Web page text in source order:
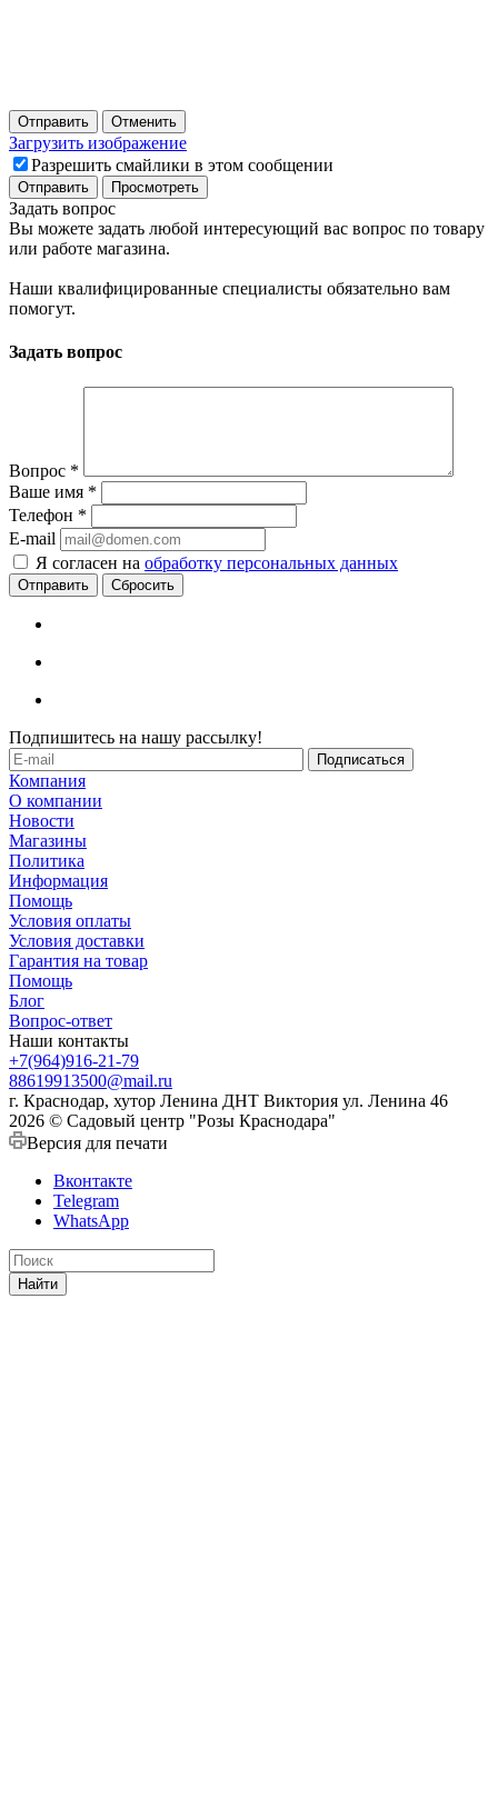
Отправить Отменить
Загрузить изображение
Разрешить смайлики в этом сообщении
Задать вопрос
Вы можете задать любой интересующий вас вопрос по товару
или работе магазина.
Наши квалифицированные специалисты обязательно вам
помогут.
Задать вопрос
Вопрос *
Ваше имя *
Телефон *
E-mail
Я согласен на обработку персональных данных
Сбросить
Подпишитесь на нашу рассылку!
Компания
О компании
Новости
Магазины
Политика
Информация
Помощь
Условия оплаты
Условия доставки
Гарантия на товар
Помощь
Блог
Вопрос-ответ
Наши контакты
+7(964)916-21-79
88619913500@mail.ru
г. Краснодар, хутор Ленина ДНТ Виктория ул. Ленина 46
2026 © Садовый центр "Розы Краснодара"
Версия для печати
Вконтакте
Telegram
WhatsApp
Найти